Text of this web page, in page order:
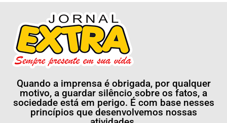
Quando a imprensa é obrigada, por qualquer
motivo, a guardar silêncio sobre os fatos, a
sociedade está em perigo. É com base nesses
princípios que desenvolvemos nossas